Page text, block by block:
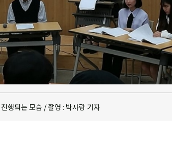
행되는 모습 / 촬영 : 박사랑 기자